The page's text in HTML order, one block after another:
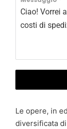
9
Le opere, in
diversificata